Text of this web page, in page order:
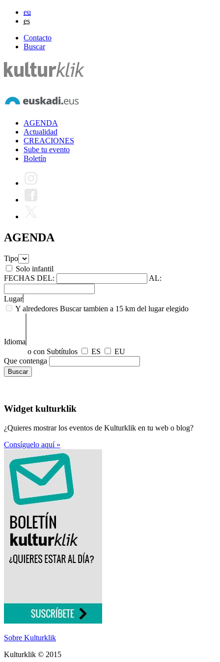
eu
es
Contacto
Buscar
AGENDA
Actualidad
CREACIONES
Sube tu evento
Boletín
AGENDA
Tipo
Solo infantil
FECHAS DEL: AL:
Lugar
Y alrededores Buscar tambien a 15 km del lugar elegido
Idioma
o con Subtítulos
ES
EU
Que contenga
Widget kulturklik
¿Quieres mostrar los eventos de Kulturklik en tu web o blog?
Consíguelo aquí »
Sobre Kulturklik
Kulturklik © 2015